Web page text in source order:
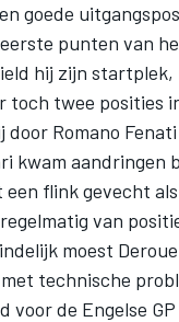
goede
punten van
hij zijn startplek,
toch twee posities
Romano Fenati
kwam aandringen
flink gevecht
van
moest
technische
voor de Engelse